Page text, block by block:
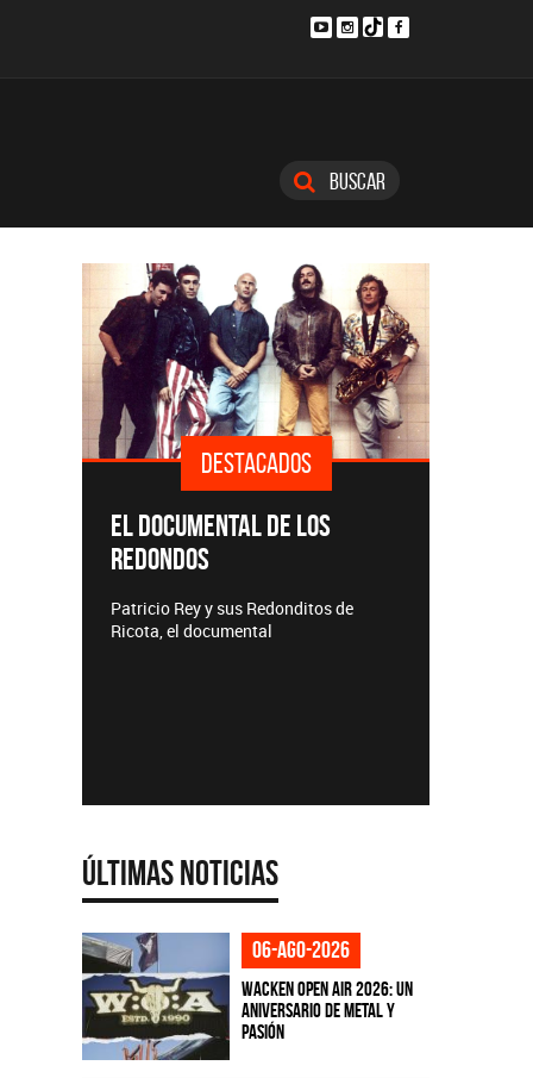
Buscar
DESTACADOS
EL DOCUMENTAL DE LOS
REDONDOS
Patricio Rey y sus Redonditos de
Ricota, el documental
Últimas Noticias
06-ago-2026
Wacken Open Air 2026: Un
aniversario de metal y
pasión